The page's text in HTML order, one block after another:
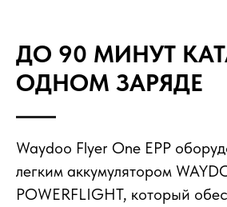
ДО 90 МИНУТ
ОДНОМ ЗАРЯДЕ
Waydoo Flyer One EPP
легким аккумулятором
POWERFLIGHT, который